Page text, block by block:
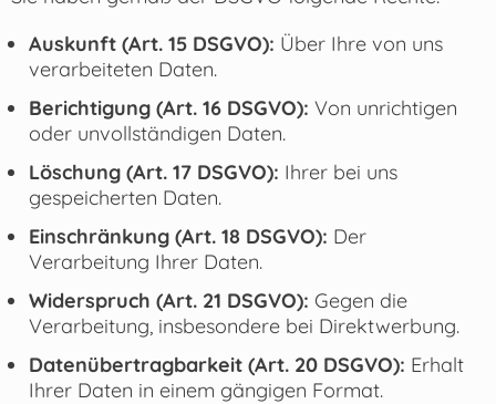
Auskunft (Art. 15 DSGVO): Über Ihre von uns
verarbeiteten Daten.
Berichtigung (Art. 16 DSGVO): Von unrichtigen
oder unvollständigen Daten.
Löschung (Art. 17 DSGVO): Ihrer bei uns
gespeicherten Daten.
Einschränkung (Art. 18 DSGVO): Der
Verarbeitung Ihrer Daten.
Widerspruch (Art. 21 DSGVO): Gegen die
Verarbeitung, insbesondere bei Direktwerbung.
Datenübertragbarkeit (Art. 20 DSGVO): Erhalt
Ihrer Daten in einem gängigen Format.